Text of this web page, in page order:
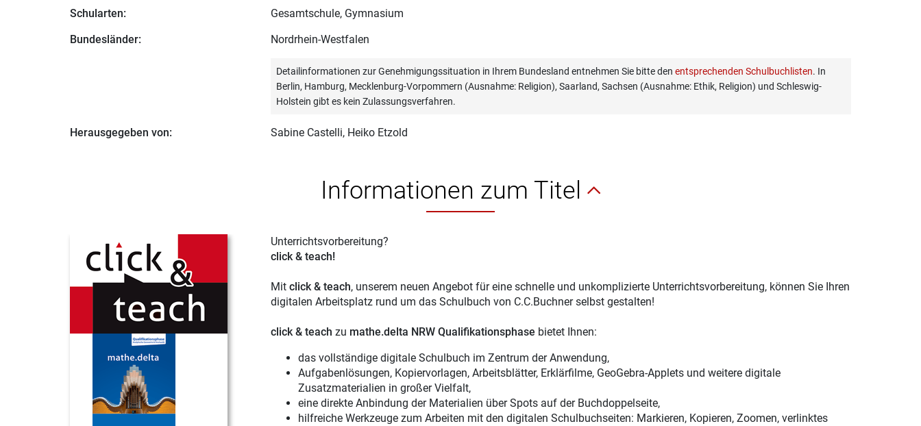
Schularten:
Gesamtschule, Gymnasium
Bundesländer:
Nordrhein-Westfalen
Detailinformationen zur Genehmigungssituation in Ihrem Bundesland entnehmen Sie bitte den entsprechenden Schulbuchlisten. In
Berlin, Hamburg, Mecklenburg-Vorpommern (Ausnahme: Religion), Saarland, Sachsen (Ausnahme: Ethik, Religion) und Schleswig-
Holstein gibt es kein Zulassungsverfahren.
Herausgegeben von: Sabine Castelli, Heiko Etzold
Informationen zum Titel
Unterrichtsvorbereitung?
click & teach!
Mit click & teach, unserem neuen Angebot für eine schnelle und unkomplizierte Unterrichtsvorbereitung, können Sie Ihren
digitalen Arbeitsplatz rund um das Schulbuch von C.C.Buchner selbst gestalten!
click & teach zu mathe.delta NRW Qualifikationsphase bietet Ihnen:
das vollständige digitale Schulbuch im Zentrum der Anwendung,
Aufgabenlösungen, Kopiervorlagen, Arbeitsblätter, Erklärfilme, GeoGebra-Applets und weitere digitale
Zusatzmaterialien in großer Vielfalt,
eine direkte Anbindung der Materialien über Spots auf der Buchdoppelseite,
hilfreiche Werkzeuge zum Arbeiten mit den digitalen Schulbuchseiten: Markieren, Kopieren, Zoomen, verlinktes